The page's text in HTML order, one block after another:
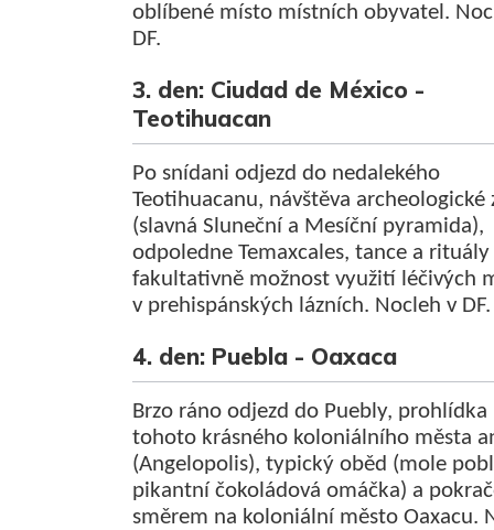
oblíbené místo místních obyvatel.
DF.
3. den: Ciudad de México -
Teotihuacan
Po snídani odjezd do nedalekého
Teotihuacanu, návštěva archeologické
(slavná Sluneční a Mesíční pyramida),
odpoledne Temaxcales, tance a rituály
fakultativně možnost využití léčivých
v prehispánských lázních. Nocleh v DF.
4. den: Puebla - Oaxaca
Brzo ráno odjezd do Puebly, prohlídka
tohoto krásného koloniálního města
(Angelopolis), typický oběd (mole
pikantní čokoládová omáčka) a
směrem na koloniální město Oaxacu.